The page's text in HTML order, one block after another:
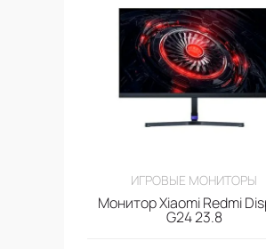
ИГРОВЫЕ МОНИТОРЫ
Монитор Xiaomi Redmi
G24 23.8